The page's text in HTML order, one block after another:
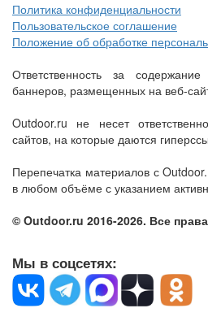
Политика конфиденциальности
Пользовательское соглашение
Положение об обработке
Ответственность за
баннеров, размещенных на веб-
Outdoor.ru не несет
сайтов, на которые даются
Перепечатка материалов с
в любом объёме с указанием
© Outdoor.ru 2016-2026. Все
Мы в соцсетях: